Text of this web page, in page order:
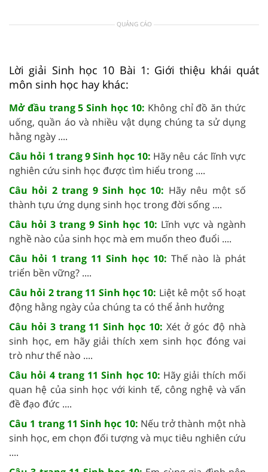
QUẢNG CÁO
Lời giải Sinh học 10 Bài 1: Giới thiệu khái quát
môn sinh học hay khác:
Mở đầu trang 5 Sinh học 10: Không chỉ đồ ăn thức
uống, quần áo và nhiều vật dụng chúng ta sử dụng
hằng ngày ....
Câu hỏi 1 trang 9 Sinh học 10: Hãy nêu các lĩnh vực
nghiên cứu sinh học được tìm hiểu trong ....
Câu hỏi 2 trang 9 Sinh học 10: Hãy nêu một số
thành tựu ứng dụng sinh học trong đời sống ....
Câu hỏi 3 trang 9 Sinh học 10: Lĩnh vực và ngành
nghề nào của sinh học mà em muốn theo đuổi ....
Câu hỏi 1 trang 11 Sinh học 10: Thế nào là phát
triển bền vững? ....
Câu hỏi 2 trang 11 Sinh học 10: Liệt kê một số hoạt
động hằng ngày của chúng ta có thể ảnh hưởng
Câu hỏi 3 trang 11 Sinh học 10: Xét ở góc độ nhà
sinh học, em hãy giải thích xem sinh học đóng vai
trò như thế nào ....
Câu hỏi 4 trang 11 Sinh học 10: Hãy giải thích mối
quan hệ của sinh học với kinh tế, công nghệ và vấn
đề đạo đức ....
Câu 1 trang 11 Sinh học 10: Nếu trở thành một nhà
sinh học, em chọn đối tượng và mục tiêu nghiên cứu
....